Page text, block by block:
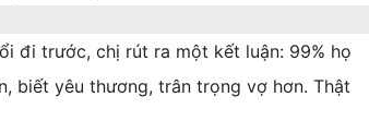
đi trước, chị rút ra một kết luận: 99% họ
biết yêu thương, trân trọng vợ hơn. Thật